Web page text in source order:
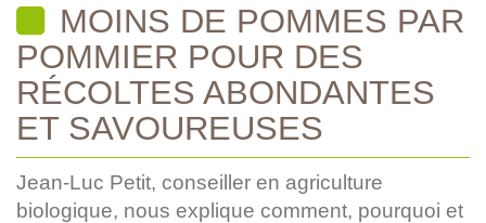
MOINS DE POMMES PAR
POMMIER POUR DES
RÉCOLTES ABONDANTES
ET SAVOUREUSES
Jean-Luc Petit, conseiller en agriculture
biologique, nous explique comment, pourquoi et